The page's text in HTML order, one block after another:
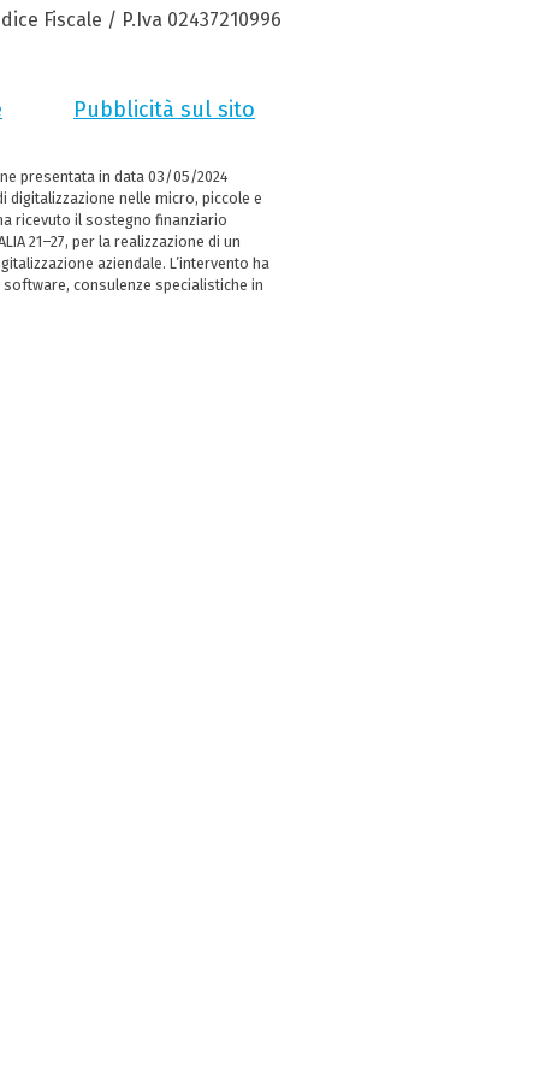
Fiscale / P.Iva 02437210996
Pubblicità sul sito
presentata in data 03/05/2024
digitalizzazione nelle micro, piccole e
ricevuto il sostegno finanziario
21–27, per la realizzazione di un
aziendale. L’intervento ha
consulenze specialistiche in